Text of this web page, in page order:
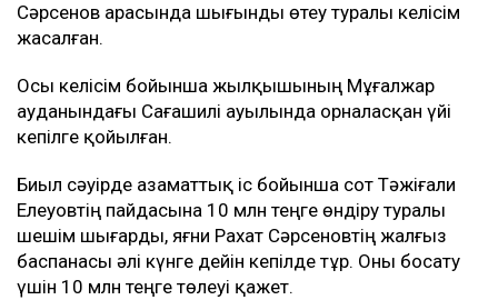
Сәрсенов арасында шығынды өтеу туралы келісім
жасалған.
Осы келісім бойынша жылқышының Мұғалжар
ауданындағы Сағашилі ауылында орналасқан үйі
кепілге қойылған.
Биыл сәуірде азаматтық іс бойынша сот Тәжіғали
Елеуовтің пайдасына 10 млн теңге өндіру туралы
шешім шығарды, яғни Рахат Сәрсеновтің жалғыз
баспанасы әлі күнге дейін кепілде тұр. Оны босату
үшін 10 млн теңге төлеуі қажет.